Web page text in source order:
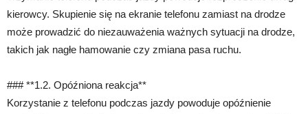
kierowcy. Skupienie się na ekranie telefonu zamiast na drodze
może prowadzić do niezauważenia ważnych sytuacji na drodze,
takich jak nagłe hamowanie czy zmiana pasa ruchu.
### **1.2. Opóźniona reakcja**
Korzystanie z telefonu podczas jazdy powoduje opóźnienie